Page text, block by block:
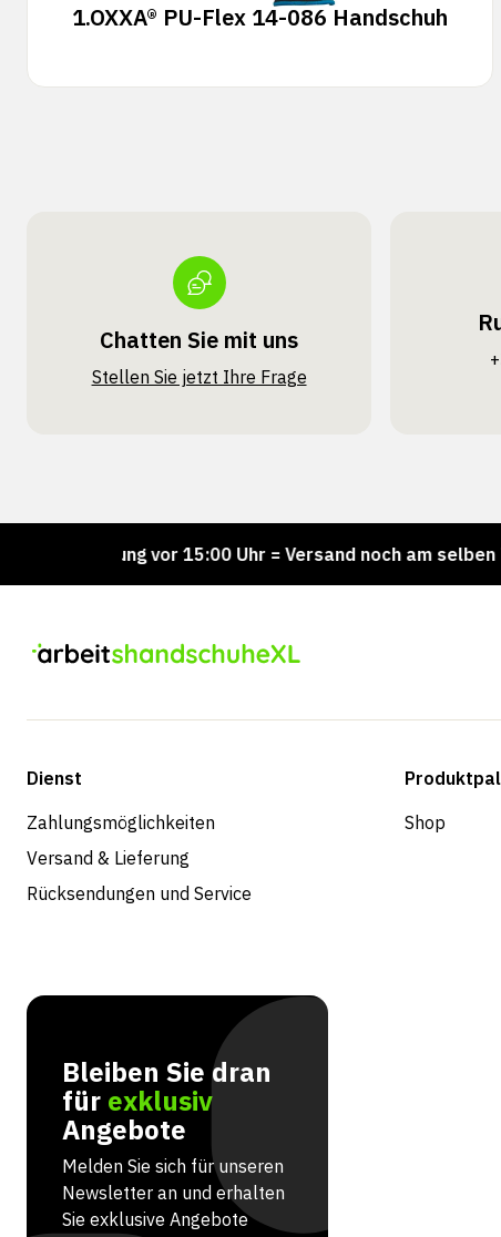
1.OXXA® PU-Flex 14-086 Handschuh
Chatten Sie mit uns
Stellen Sie jetzt Ihre Frage
vor 15:00 Uhr = Versand noch am selben Tag
Dienst
Zahlungsmöglichkeiten
Versand & Lieferung
Rücksendungen und Service
Shop
Bleiben Sie dran
für exklusiv
Angebote
Melden Sie sich für unseren
Newsletter an und erhalten
Sie exklusive Angebote